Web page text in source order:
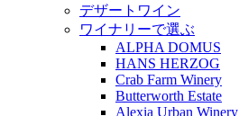
デザートワイン
ワイナリーで選ぶ
ALPHA DOMUS
HANS HERZOG
Crab Farm Winery
Butterworth Estate
Alexia Urban Winery